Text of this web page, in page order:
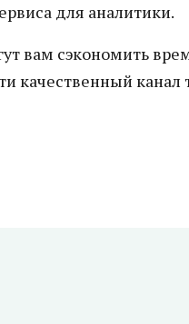
для аналитики.
вам сэкономить
качественный канал